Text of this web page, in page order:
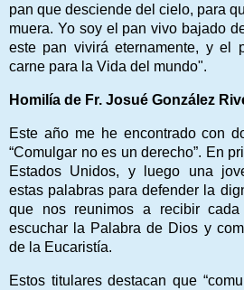
pan que desciende del cielo, para
muera. Yo soy el pan vivo bajado
este pan vivirá eternamente, y el
carne para la Vida del mundo".
Homilía de Fr. Josué González
Este año me he encontrado con
“Comulgar no es un derecho”. En
Estados Unidos, y luego una
estas palabras para defender la
que nos reunimos a recibir
escuchar la Palabra de Dios y
de la Eucaristía.
Estos titulares destacan que